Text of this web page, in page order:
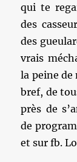
qui te
des
des
vrais
la peine
bref, de
près de
de
et sur fb.